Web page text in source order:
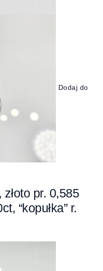
Dodaj do
pr. 0,585
“kopułka” r.